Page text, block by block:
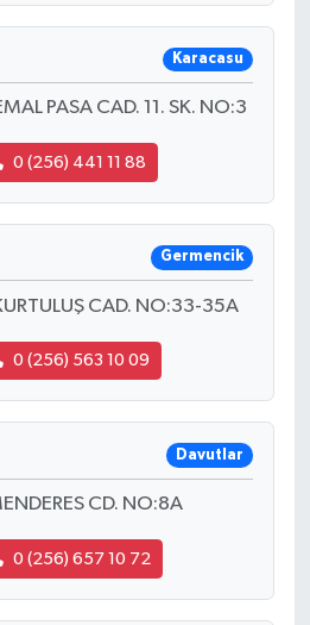
Karacasu
PASA CAD. 11. SK. NO:3
0 (256) 441 11 88
Germencik
CAD. NO:33-35A
0 (256) 563 10 09
Davutlar
CD. NO:8A
0 (256) 657 10 72